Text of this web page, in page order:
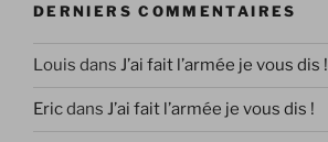
DERNIERS COMMENTAIRES
Louis dans J’ai fait l’armée je vous dis !
Ericdans J’ai fait l’armée je vous dis !